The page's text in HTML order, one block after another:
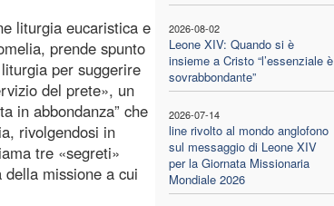
2026-08-02
Leone XIV: Quando si è
insieme a Cristo “l’essenziale è
sovrabbondante”
2026-07-14
line rivolto al mondo anglofono
sul messaggio di Leone XIV
per la Giornata Missionaria
Mondiale 2026
liturgia eucaristica e
prende spunto
per suggerire
del prete», un
in abbondanza” che
rivolgendosi in
tre «segreti»
missione a cui